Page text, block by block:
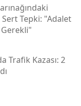
Tepki: "adalet
Trafik Kazası: 2